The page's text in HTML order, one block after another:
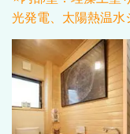
光発電、太陽熱温水